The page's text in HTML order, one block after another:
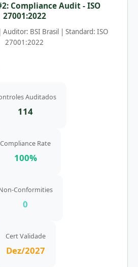
Compliance Audit - ISO
27001:2022
BSI Brasil | Standard: ISO
27001:2022
Auditados
114
Compliance Rate
100%
Conformities
0
Cert Validade
Dez/2027